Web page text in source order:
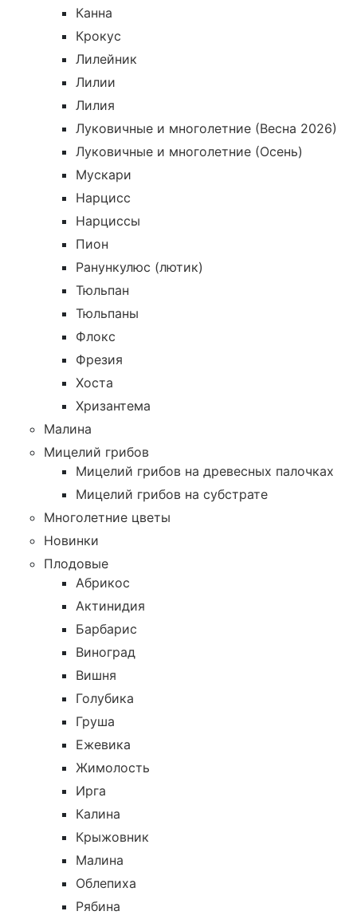
Канна
Крокус
Лилейник
Лилии
Лилия
Луковичные и многолетние (Весна 2026)
Луковичные и многолетние (Осень)
Мускари
Нарцисс
Нарциссы
Пион
Ранункулюс (лютик)
Тюльпан
Тюльпаны
Флокс
Фрезия
Хоста
Хризантема
Малина
Мицелий грибов
Мицелий грибов на древесных палочках
Мицелий грибов на субстрате
Многолетние цветы
Новинки
Плодовые
Абрикос
Актинидия
Барбарис
Виноград
Вишня
Голубика
Груша
Ежевика
Жимолость
Ирга
Калина
Крыжовник
Малина
Облепиха
Рябина